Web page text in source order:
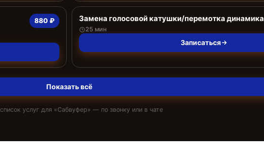
880 ₽ Замена голосовой катушки/перемотка динамика
25 мин
Записаться
Показать всё
услуг для «Сабвуфер» — по звонку или в чате